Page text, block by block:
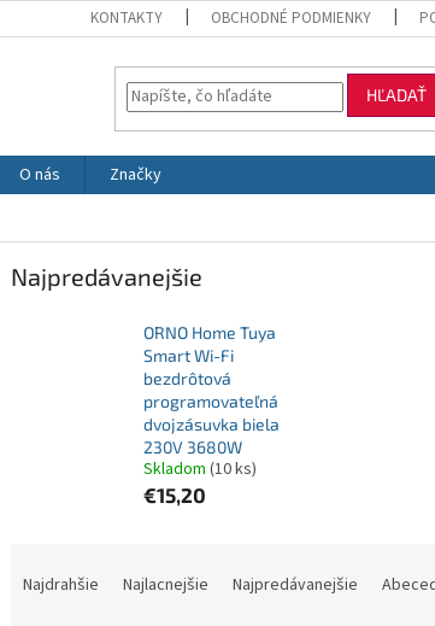
KONTAKTY OBCHODNÉ PODMIENKY
HĽADAŤ
O nás
Značky
Najpredávanejšie
ORNO Home Tuya
Smart Wi-Fi
bezdrôtová
programovateľná
dvojzásuvka biela
230V 3680W
Skladom (10 ks)
€15,20
Najdrahšie Najlacnejšie Najpredávanejšie